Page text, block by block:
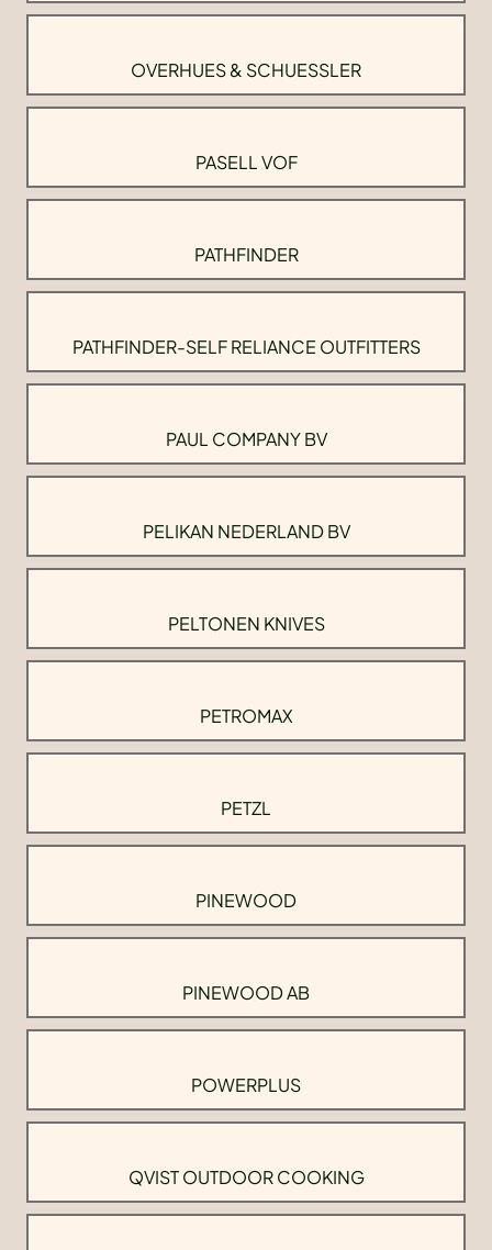
OVERHUES & SCHUESSLER
PASELL VOF
PATHFINDER
PATHFINDER-SELF RELIANCE OUTFITTERS
PAUL COMPANY BV
PELIKAN NEDERLAND BV
PELTONEN KNIVES
PETROMAX
PETZL
PINEWOOD
PINEWOOD AB
POWERPLUS
QVIST OUTDOOR COOKING